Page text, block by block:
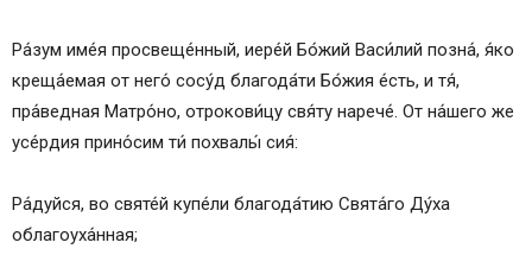
Ра́зум име́я просвеще́нный, иере́й Бо́жий Васи́лий позна́, я́ко
креща́емая от него́ сосу́д благода́ти Бо́жия е́сть, и тя́,
пра́ведная Матро́но, отрокови́цу свя́ту нарече́. От на́шего же
усе́рдия прино́сим ти́ похвалы́ сия́:
Ра́дуйся, во святе́й купе́ли благода́тию Свята́го Ду́ха
облагоуха́нная;